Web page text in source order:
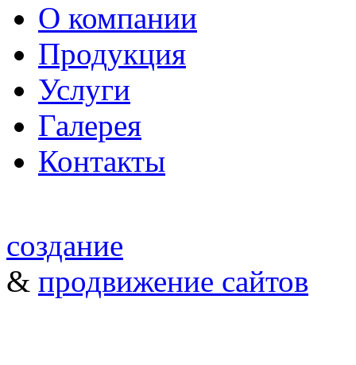
О компании
Продукция
Услуги
Галерея
Контакты
создание
& продвижение сайтов